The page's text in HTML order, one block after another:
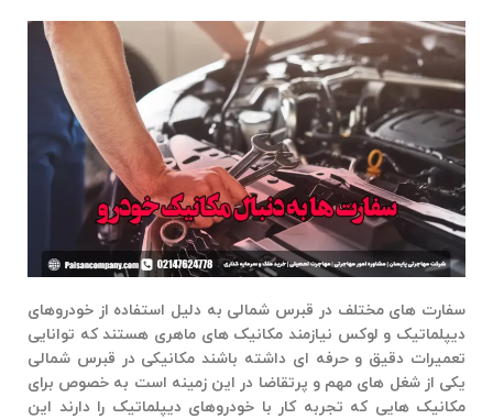
سفارت های مختلف در قبرس شمالی به دلیل استفاده از خودروهای
دیپلماتیک و لوکس نیازمند مکانیک های ماهری هستند که توانایی
تعمیرات دقیق و حرفه ای داشته باشند مکانیکی در قبرس شمالی
یکی از شغل های مهم و پرتقاضا در این زمینه است به خصوص برای
مکانیک هایی که تجربه کار با خودروهای دیپلماتیک را دارند این